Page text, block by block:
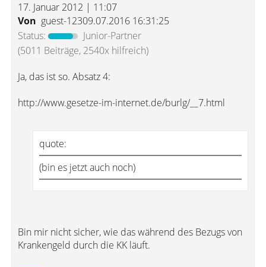
17. Januar 2012 | 11:07
Von guest-12309.07.2016 16:31:25
Status:
Junior-Partner
(5011 Beiträge, 2540x hilfreich)
Ja, das ist so. Absatz 4:
http://www.gesetze-im-internet.de/burlg/__7.html
quote:
(bin es jetzt auch noch)
Bin mir nicht sicher, wie das während des Bezugs von
Krankengeld durch die KK läuft.